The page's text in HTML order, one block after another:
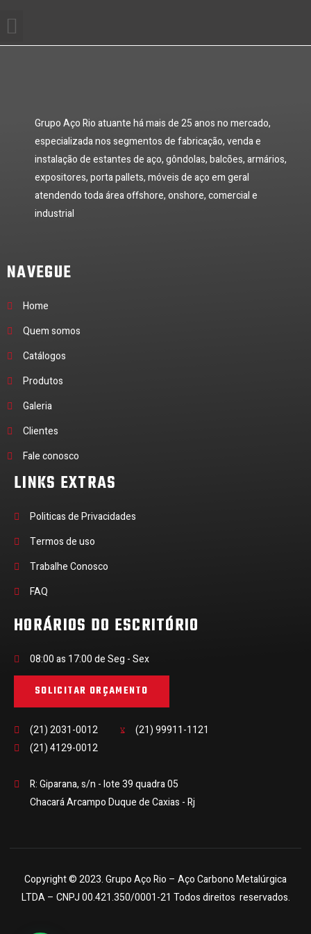
o
Menu
Grupo Aço Rio atuante há mais de 25 anos no mercado,
especializada nos segmentos de fabricação, venda e
instalação de estantes de aço, gôndolas, balcões, armários,
expositores, porta pallets, móveis de aço em geral
atendendo toda área offshore, onshore, comercial e
industrial
NAVEGUE
Home
Quem somos
Catálogos
Produtos
Galeria
Clientes
Fale conosco
LINKS EXTRAS
Politicas de Privacidades
Termos de uso
Trabalhe Conosco
FAQ
HORÁRIOS DO ESCRITÓRIO
08:00 as 17:00 de Seg - Sex
SOLICITAR ORÇAMENTO
(21) 2031-0012
(21) 99911-1121
(21) 4129-0012
R: Giparana, s/n - lote 39 quadra 05
Chacará Arcampo Duque de Caxias - Rj
Copyright © 2023. Grupo Aço Rio – Aço Carbono Metalúrgica
LTDA – CNPJ 00.421.350/0001-21 Todos direitos reservados.